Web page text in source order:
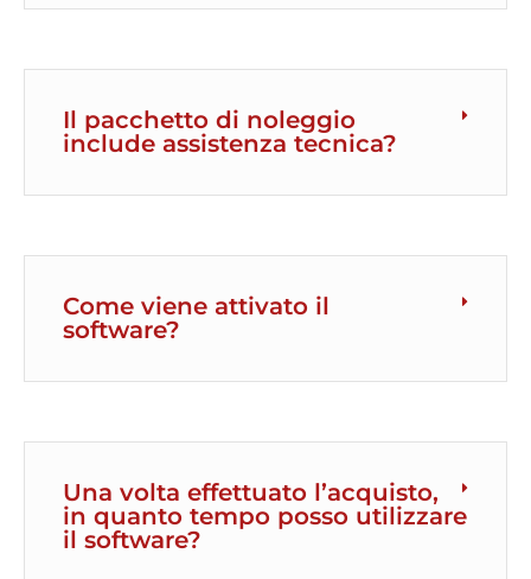
Il pacchetto di noleggio
include assistenza tecnica?
Come viene attivato il
software?
Una volta effettuato l’acquisto,
in quanto tempo posso utilizzare
il software?